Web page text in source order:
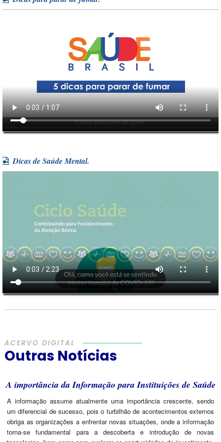
Dicas de Saúde Mental.
ACERVO DIGITAL
Outras Notícias
A importância da Informação para Instituições de Saúde
A informação assume atualmente uma importância crescente, sendo
um diferencial de sucesso, pois o turbilhão de acontecimentos externos
obriga as organizações a enfrentar novas situações, onde a informação
torna-se fundamental para a descoberta e introdução de novas